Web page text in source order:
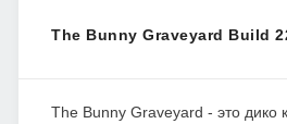
The Bunny Graveyard Build
The Bunny Graveyard - это дико